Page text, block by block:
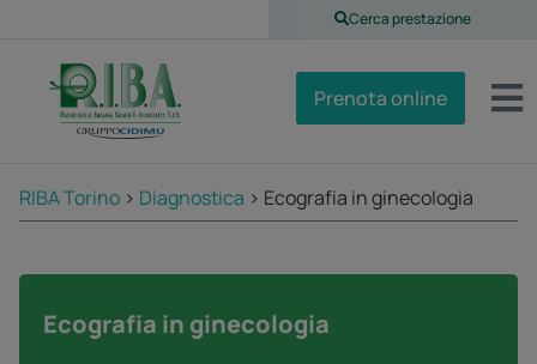
Cerca prestazione
Prenota online
RIBA Torino > Diagnostica > Ecografia in ginecologia
Ecografia in ginecologia